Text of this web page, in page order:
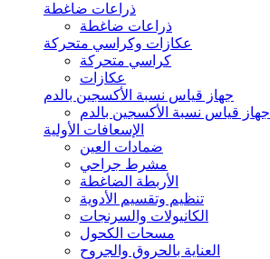
ذراعات ضاغطة
ذراعات ضاغطة
عكازات وكراسي متحركة
كراسي متحركة
عكازات
جهاز قياس نسبة الأكسجين بالدم
جهاز قياس نسبة الأكسجين بالدم
الإسعافات الأولية
ضمادات العين
مشرط جراحي
الأربطة الضاغطة
تنظيم وتقسيم الأدوية
الكانيولات والسرنجات
مسحات الكحول
العناية بالحروق والجروح